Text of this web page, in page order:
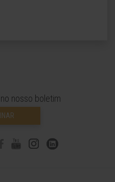
nosso boletim